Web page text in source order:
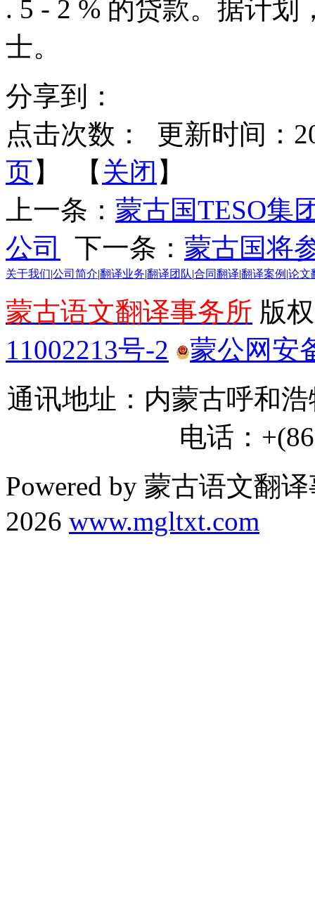
. 5 - 2 % 的贷款。据计
士。
分享到：
点击次数：
更新时间：
页】 【 关闭 】
上一条： 蒙古国TESO集
公司
下一条： 蒙古国将
关于我们 公司简介 翻译业务 翻译团队 合同翻译 翻译案例 论文
蒙古语文翻译事务所 版
11002213号-2
蒙公网安
通讯地址：内蒙古呼和
电话：
Powered by 蒙古语文翻
2026 www.mgltxt.com